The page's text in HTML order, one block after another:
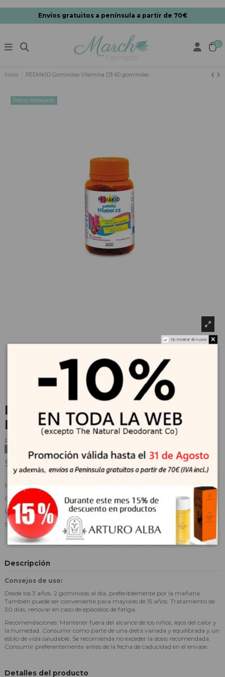
Envíos gratuitos a península a partir de 70€
0
Inicio PEDIAKID Gominolas Vitamina D3 60 gominolas
Precio Rebajado
PEDIAKID Gominolas Vitamina
D3 60 gominolas
Referencia
9,32 €
100% de origen natural.
Con extracto de bayas de Acerola.
Una fórmula práctica, divertida, deliciosa y natural.
Sabor Fresa.
Descripción
Consejos de uso:
Desde los 3 años. 2 gominolas al día, preferiblemente por la mañana.
También puede ser conveniente para mayores de 15 años. Tratamiento de
30 días, renovar en caso de episodios de fatiga.
Recomendaciones: Mantener fuera del alcance de los niños, lejos del calor y
la humedad. Consumir como parte de una dieta variada y equilibrada y un
estilo de vida saludable. Se recomienda no exceder la dosis recomendada.
Consumir preferentemente antes de la fecha de caducidad en el envase.
Detalles del producto
No mostrar de nuevo